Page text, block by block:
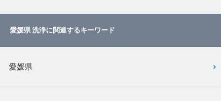
愛媛県 洗浄に関連するキーワード
愛媛県